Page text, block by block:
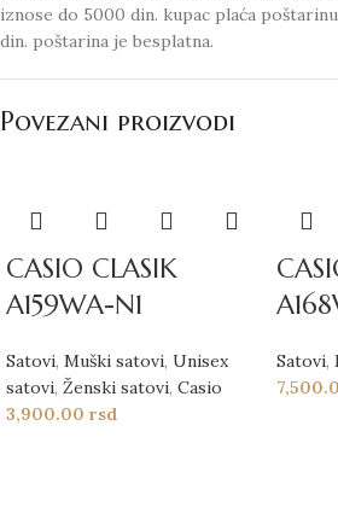
iznose do 5000 din. kupac plaća
din. poštarina je besplatna.
Povezani proizvodi
CASIO CLASIK
A159WA-N1
Satovi, Muški satovi, Unisex
satovi, Ženski satovi, Casio
3,900.00 rsd
Satovi,